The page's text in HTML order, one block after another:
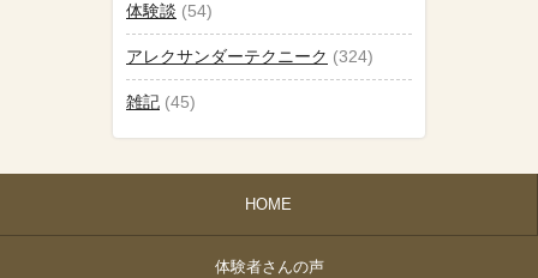
体験談 (54)
アレクサンダーテクニーク (324)
雑記 (45)
HOME
体験者さんの声